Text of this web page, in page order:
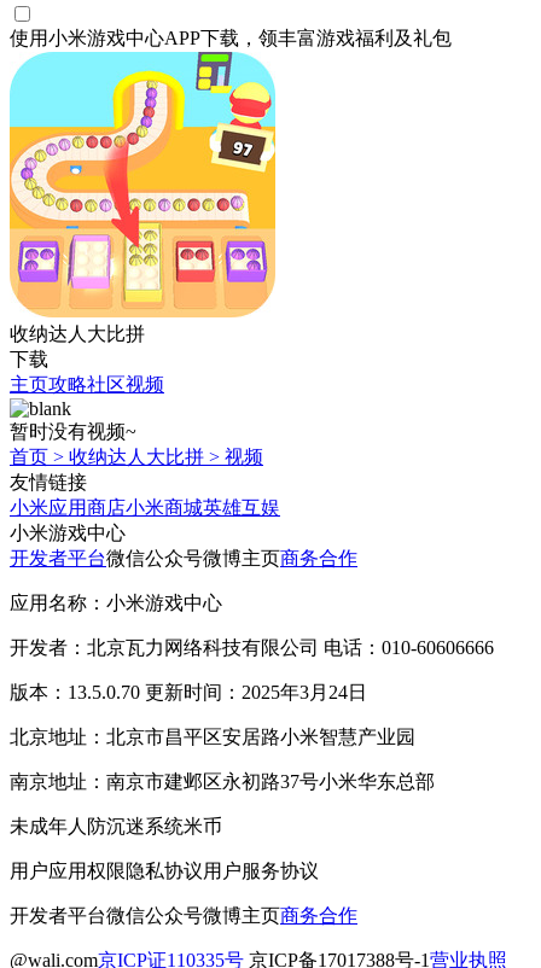
使用小米游戏中心APP下载 ，领丰富游戏福利 及礼包
收纳达人大比拼
下载
主页攻略社区视频
暂时没有视频~
首页 > 收纳达人大比拼 > 视频
友情链接
小米应用商店小米商城英雄互娱
小米游戏中心
开发者平台微信公众号微博主页商务合作
应用名称：小米游戏中心
开发者：北京瓦力网络科技有限公司 电话：010-60606666
版本：13.5.0.70 更新时间：2025年3月24日
北京地址：北京市昌平区安居路小米智慧产业园
南京地址：南京市建邺区永初路37号小米华东总部
未成年人防沉迷系统米币
用户应用权限隐私协议用户服务协议
开发者平台微信公众号微博主页商务合作
@wali.com京ICP证110335号 京ICP备17017388号-1营业执照